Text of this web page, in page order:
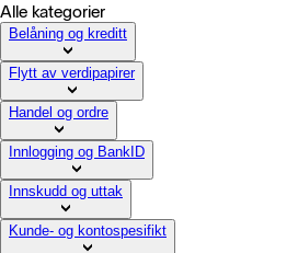
Alle kategorier
Belåning og kreditt
Flytt av verdipapirer
Handel og ordre
Innlogging og BankID
Innskudd og uttak
Kunde- og kontospesifikt